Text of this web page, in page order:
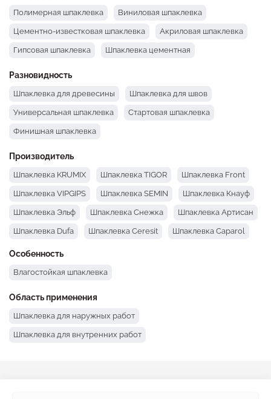
Полимерная шпаклевка Виниловая шпаклевка
Цементно-известковая шпаклевка Акриловая шпаклевка
Гипсовая шпаклевка Шпаклевка цементная
Разновидность
Шпаклевка для древесины Шпаклевка для швов
Универсальная шпаклевка Стартовая шпаклевка
Финишная шпаклевка
Производитель
Шпаклевка KRUMIX Шпаклевка TIGOR Шпаклевка Front
Шпаклевка VIPGIPS Шпаклевка SEMIN Шпаклевка Кнауф
Шпаклевка Эльф Шпаклевка Снежка Шпаклевка Артисан
Шпаклевка Dufa Шпаклевка Ceresit Шпаклевка Caparol
Шпаклевка Aygips
Особенность
Влагостойкая шпаклевка
Область применения
Шпаклевка для наружных работ
Шпаклевка для внутренних работ